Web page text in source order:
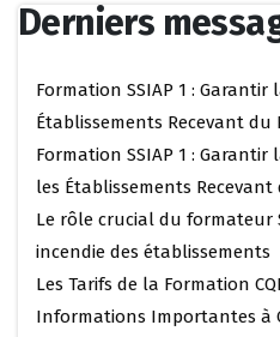
Derniers
Formation SSIAP 1 :
Établissements Recevant du
Formation SSIAP 1 :
les Établissements
Le rôle crucial du formateur
incendie des établissements
Les Tarifs de la Formation
Informations Importantes à